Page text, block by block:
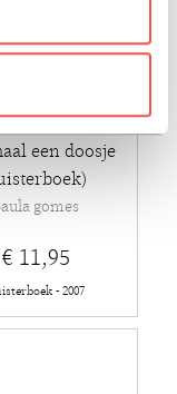
een doosje
gomes
€ 11,95
- 2007